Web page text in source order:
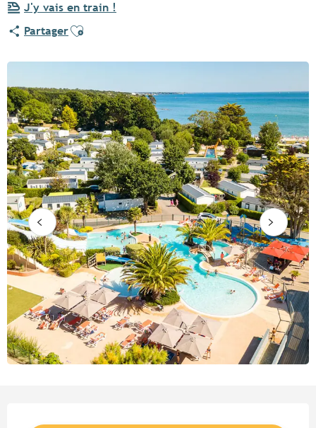
J'y vais en train !
PartagerAjouter aux favoris